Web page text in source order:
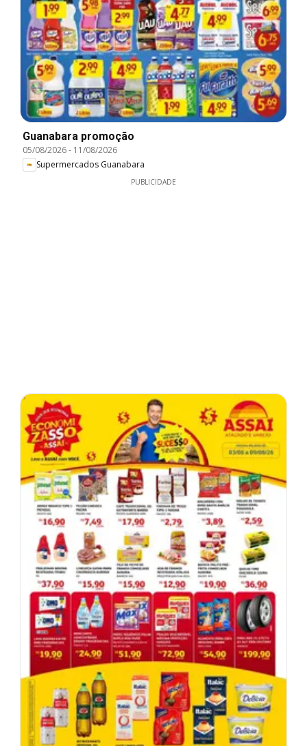
Guanabara promoção
05/08/2026- 11/08/2026
Supermercados Guanabara
PUBLICIDADE